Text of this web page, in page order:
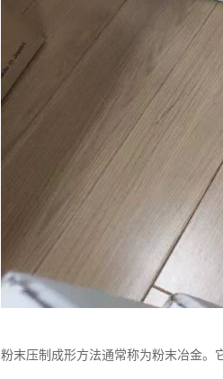
粉末压制成形方法通常称为粉末冶金。